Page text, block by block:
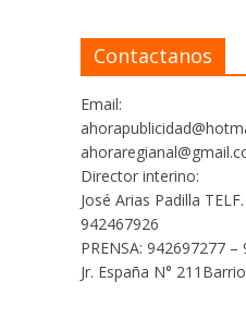
Contactanos
Email:
Director interino:
José Arias Padilla
942467926
PRENSA: 942697277
Jr. España N°